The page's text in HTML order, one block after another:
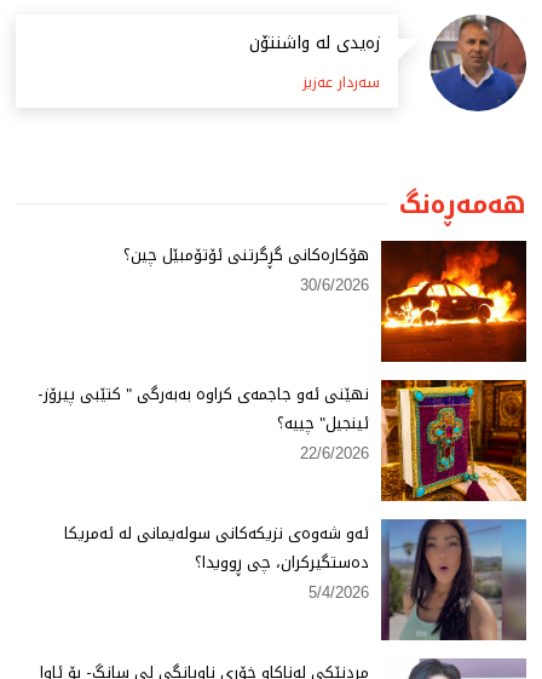
زەیدی لە واشنتۆن
سەردار عەزیز
هەمەڕەنگ
هۆكارەكانی گڕگرتنی ئۆتۆمبێل چین؟
30/6/2026
نهێنی ئەو جاجمەی كراوە بەبەرگی " كتێبی پیرۆز-
ئینجیل" چییە؟
22/6/2026
ئەو شەوەی نزیكەكانی سولەیمانی لە ئەمریكا
دەستگیركران، چی ڕوویدا؟
5/4/2026
مردنێكی لەناكاو خۆری ناوبانگی لی سانگ- بۆ ئاوا